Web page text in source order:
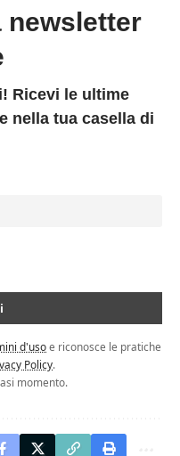
newsletter
Ricevi le ultime
nella tua casella di
d'usoe riconosce le pratiche
Policy.
momento.